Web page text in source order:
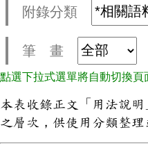
附錄分類
筆 畫
點選下拉式選單將自動切換頁
本表收錄正文「用法說
之層次，供使用分類整理